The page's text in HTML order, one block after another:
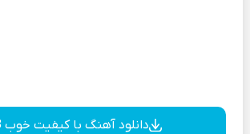
دانلود آهنگ با کیفیت خوب 128